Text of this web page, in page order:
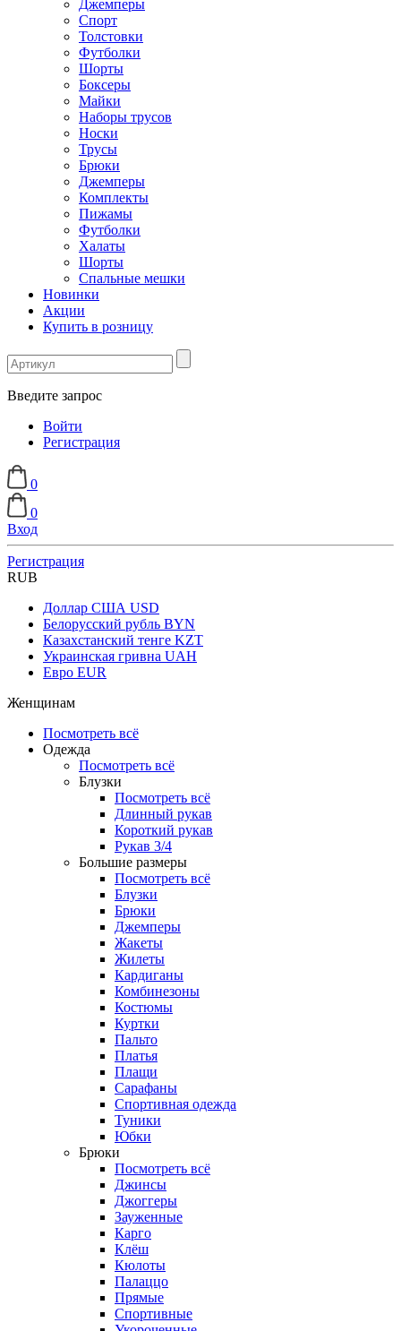
Джемперы
Спорт
Толстовки
Футболки
Шорты
Боксеры
Майки
Наборы трусов
Носки
Трусы
Брюки
Джемперы
Комплекты
Пижамы
Футболки
Халаты
Шорты
Спальные мешки
Новинки
Акции
Купить в розницу
Введите запрос
Войти
Регистрация
0
0
Вход
Регистрация
RUB
Доллар США USD
Белорусский рубль BYN
Казахстанский тенге KZT
Украинская гривна UAH
Евро EUR
Женщинам
Посмотреть всё
Одежда
Посмотреть всё
Блузки
Посмотреть всё
Длинный рукав
Короткий рукав
Рукав 3/4
Большие размеры
Посмотреть всё
Блузки
Брюки
Джемперы
Жакеты
Жилеты
Кардиганы
Комбинезоны
Костюмы
Куртки
Пальто
Платья
Плащи
Сарафаны
Спортивная одежда
Туники
Юбки
Брюки
Посмотреть всё
Джинсы
Джоггеры
Зауженные
Карго
Клёш
Кюлоты
Палаццо
Прямые
Спортивные